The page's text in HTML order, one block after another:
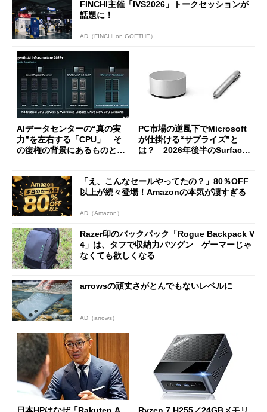
FINCHI主催「IVS2026」トークセッションが
話題に！
AD（FINCHI on GOETHE）
AIデータセンターの“真の実
力”を左右する「CPU」 そ
の復権の背景にあるものと
PC市場の逆風下でMicrosoft
が仕掛ける“サプライズ”と
は？ 2026年後半のSurface
「え、こんなセールやってたの？」80％OFF
以上が続々登場！Amazonの本気が凄すぎる
AD（Amazon）
Razer印のバックパック「Rogue Backpack V
4」は、タフで収納力バツグン ゲーマーじゃ
なくても欲しくなる
arrowsの頑丈さがとんでもないレベルに
AD（arrows）